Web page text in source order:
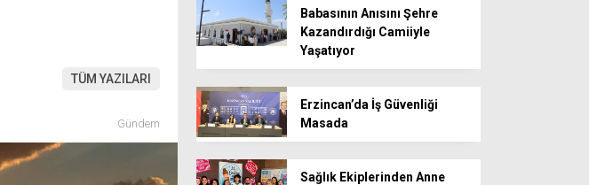
TÜM YAZILARI
Gündem
Babasının Anısını Şehre
Kazandırdığı Camiiyle
Yaşatıyor
Erzincan’da İş Güvenliği
Masada
Sağlık Ekiplerinden Anne